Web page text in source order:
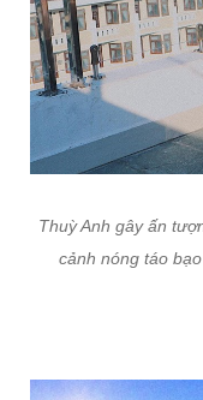
Thuỳ Anh gây ấn
cảnh nóng táo